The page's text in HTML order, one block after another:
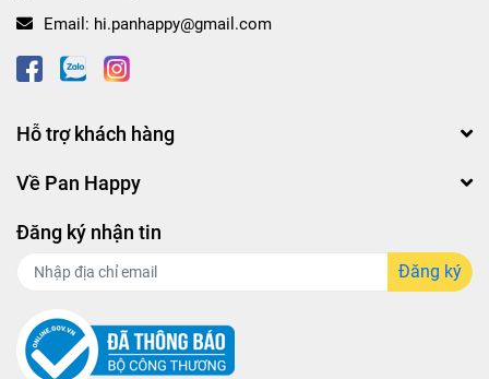
Email: hi.panhappy@gmail.com
Hỗ trợ khách hàng
Về Pan Happy
Đăng ký nhận tin
Đăng ký